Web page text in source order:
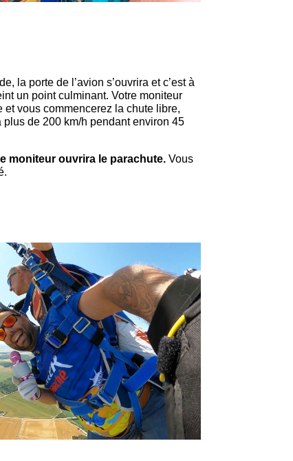
la porte de l’avion s’ouvrira et c’est à
un point culminant. Votre moniteur
vous commencerez la chute libre,
de 200 km/h pendant environ 45
moniteur ouvrira le parachute.Vous